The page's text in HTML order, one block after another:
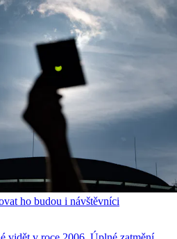
ho budou i návštěvníci